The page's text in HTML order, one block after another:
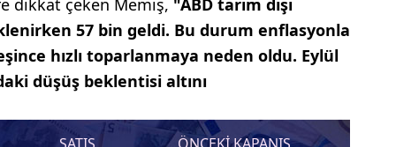
dikkat çeken Memiş, "ABD tarım dışı
57 bin geldi. Bu durum enflasyonla
hızlı toparlanmaya neden oldu. Eylül
düşüş beklentisi altını